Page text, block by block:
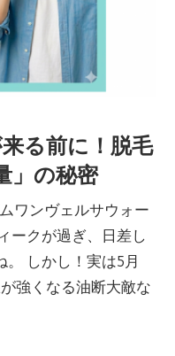
来る前に！脱毛
」の秘密
ワンヴェルサウォー
ークが過ぎ、日差し
しかし！実は5月
強くなる油断大敵な